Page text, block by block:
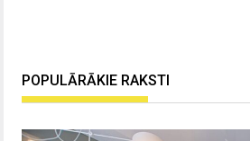
POPULĀRĀKIE RAKSTI